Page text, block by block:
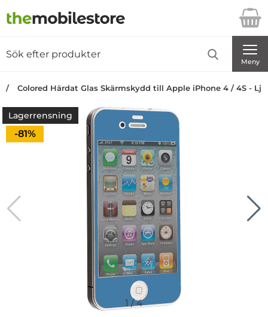
Startsidan för Danira Telecom AB
Meny
Colored Härdat Glas Skärmskydd till Apple iPhone 4 / 4S -
Lagerrensning
Priset är nedsatt med
-81%
1 /4